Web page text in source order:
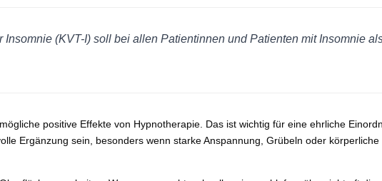
(KVT-I) soll bei allen Patientinnen und Patienten mit Insomnie
positive Effekte von Hypnotherapie. Das ist wichtig für eine ehrliche
Ergänzung sein, besonders wenn starke Anspannung, Grübeln oder